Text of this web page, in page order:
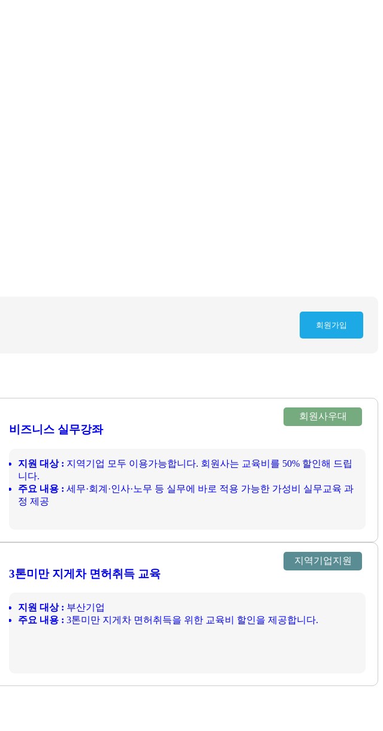
회원가입
회원사우대
비즈니스 실무강좌
지원 대상 : 지역기업 모두 이용가능합니다. 회원사는 교육비를 50% 할인해 드립
니다.
주요 내용 : 세무·회계·인사·노무 등 실무에 바로 적용 가능한 가성비 실무교육 과
정 제공
지역기업지원
3톤미만 지게차 면허취득 교육
지원 대상 : 부산기업
주요 내용 : 3톤미만 지게차 면허취득을 위한 교육비 할인을 제공합니다.